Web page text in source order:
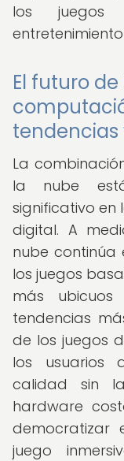
los
El futuro
tendencias
La
la nube
significativo en
digital. A
nube continúa
los juegos
más
tendencias
de los juegos
los usuarios
calidad sin
hardware
democratizar
juego